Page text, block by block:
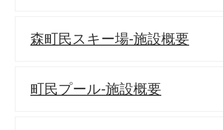
森町民スキー場-施設概要
町民プール-施設概要